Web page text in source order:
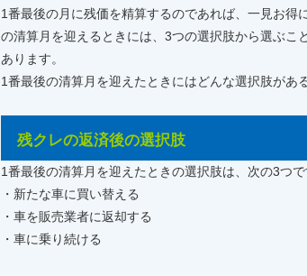
1番最後の月に残価を精算するのであれば、一見お
の清算月を迎えるときには、3つの選択肢から選ぶ
あります。
1番最後の清算月を迎えたときにはどんな選択肢があ
残クレの返済後の選択肢
1番最後の清算月を迎えたときの選択肢は、次の3つで
・新たな車に買い替える
・車を販売業者に返却する
・車に乗り続ける